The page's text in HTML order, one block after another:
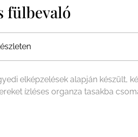
fülbevaló
elképzelések alapján készült,
ízléses organza tasakba